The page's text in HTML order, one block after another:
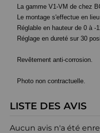
La gamme V1-VM de chez
Le montage s'effectue en
Réglable en hauteur de 0 à
Réglage en dureté sur 30
Revêtement anti-corrosion.
Photo non contractuelle.
LISTE DES AVIS
Aucun avis n'a été